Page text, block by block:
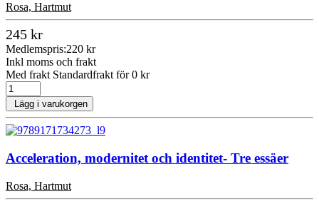
Rosa, Hartmut
245 kr
Medlemspris:220 kr
Inkl moms och frakt
Med frakt Standardfrakt för 0 kr
Lägg i varukorgen
Acceleration, modernitet och identitet- Tre essäer
Rosa, Hartmut